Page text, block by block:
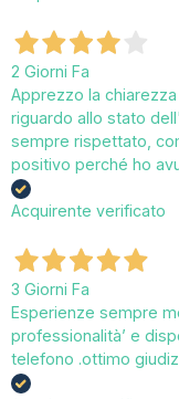
2 Giorni Fa
Apprezzo la
riguardo allo stato
sempre rispettato,
positivo perché ho
Acquirente verificato
3 Giorni Fa
Esperienze sempre
professionalità’ e
telefono .ottimo